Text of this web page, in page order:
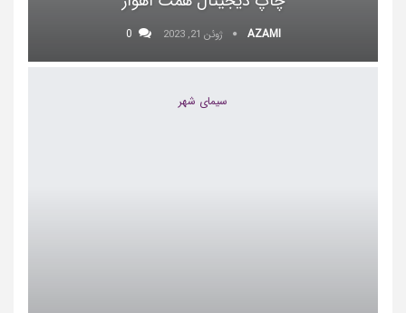
AZAMI ژوئن 21, 2023
سیمای شهر